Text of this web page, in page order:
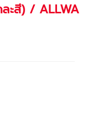
ะสี) / ALLWA